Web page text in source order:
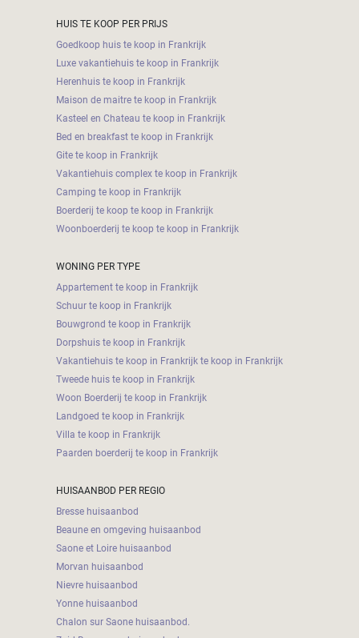
HUIS TE KOOP PER PRIJS
Goedkoop huis te koop in Frankrijk
Luxe vakantiehuis te koop in Frankrijk
Herenhuis te koop in Frankrijk
Maison de maitre te koop in Frankrijk
Kasteel en Chateau te koop in Frankrijk
Bed en breakfast te koop in Frankrijk
Gite te koop in Frankrijk
Vakantiehuis complex te koop in Frankrijk
Camping te koop in Frankrijk
Boerderij te koop te koop in Frankrijk
Woonboerderij te koop te koop in Frankrijk
WONING PER TYPE
Appartement te koop in Frankrijk
Schuur te koop in Frankrijk
Bouwgrond te koop in Frankrijk
Dorpshuis te koop in Frankrijk
Vakantiehuis te koop in Frankrijk te koop in Frankrijk
Tweede huis te koop in Frankrijk
Woon Boerderij te koop in Frankrijk
Landgoed te koop in Frankrijk
Villa te koop in Frankrijk
Paarden boerderij te koop in Frankrijk
HUISAANBOD PER REGIO
Bresse huisaanbod
Beaune en omgeving huisaanbod
Saone et Loire huisaanbod
Morvan huisaanbod
Nievre huisaanbod
Yonne huisaanbod
Chalon sur Saone huisaanbod.